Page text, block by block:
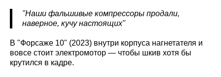
"Наши фальшивые компрессоры продали,
наверное, кучу настоящих"
В "Форсаже 10" (2023) внутри корпуса нагнетателя и
вовсе стоит электромотор — чтобы шкив хотя бы
крутился в кадре.